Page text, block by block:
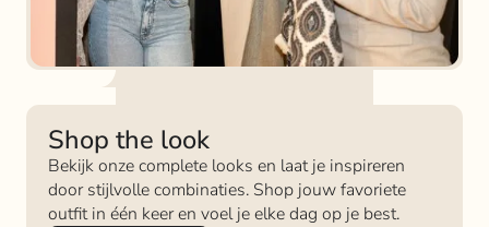
Shop the look
Bekijk onze complete looks en laat je inspireren
door stijlvolle combinaties. Shop jouw favoriete
outfit in één keer en voel je elke dag op je best.